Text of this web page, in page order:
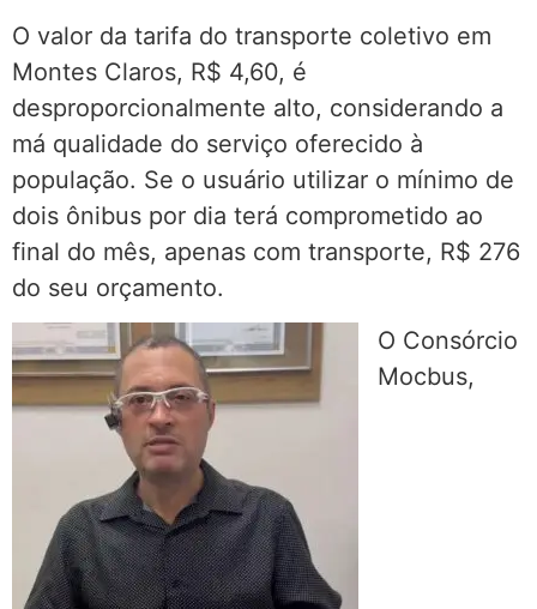
O valor da tarifa do transporte coletivo em
Montes Claros, R$ 4,60, é
desproporcionalmente alto, considerando a
má qualidade do serviço oferecido à
população. Se o usuário utilizar o mínimo de
dois ônibus por dia terá comprometido ao
final do mês, apenas com transporte, R$ 276
do seu orçamento.
O Consórcio
Mocbus,